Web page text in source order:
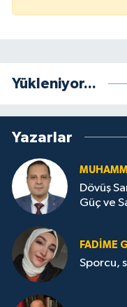
Yükleniyor...
Yazarlar
Dövüş
Güç ve
FADIME
Sporcu,